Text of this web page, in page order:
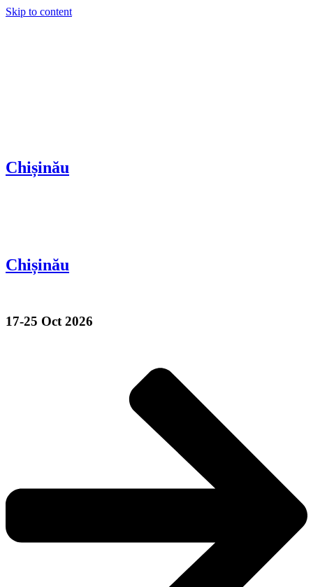
Skip to content
Chișinău
Chișinău
17-25 Oct 2026